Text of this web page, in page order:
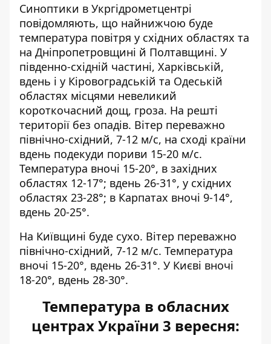
Синоптики в Укргідрометцентрі
повідомляють, що найнижчою буде
температура повітря у східних областях та
на Дніпропетровщині й Полтавщині. У
південно-східній частині, Харківській,
вдень і у Кіровоградській та Одеській
областях місцями невеликий
короткочасний дощ, гроза. На решті
території без опадів. Вітер переважно
північно-східний, 7-12 м/с, на сході країни
вдень подекуди пориви 15-20 м/с.
Температура вночі 15-20°, в західних
областях 12-17°; вдень 26-31°, у східних
областях 23-28°; в Карпатах вночі 9-14°,
вдень 20-25°.
На Київщині буде сухо. Вітер переважно
північно-східний, 7-12 м/с. Температура
вночі 15-20°, вдень 26-31°. У Києві вночі
18-20°, вдень 28-30°.
Температура в обласних
центрах України 3 вересня: